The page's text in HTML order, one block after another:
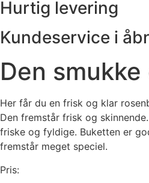
Hurtig levering
Kundeservice i
Den
Her får du en frisk og klar
Den fremstår frisk og
friske og fyldige. Buketten er
fremstår meget speciel.
Pris: